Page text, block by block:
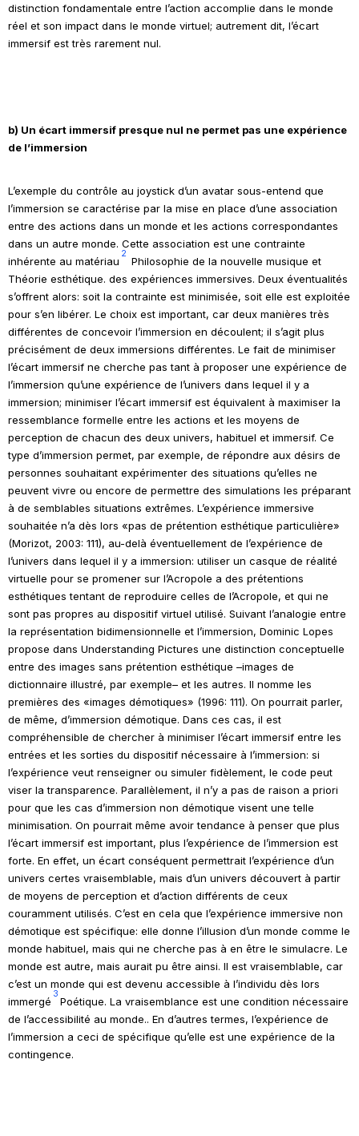
distinction fondamentale entre l’action accomplie dans le monde
réel et son impact dans le monde virtuel; autrement dit, l’écart
immersif est très rarement nul.
b) Un écart immersif presque nul ne permet pas une expérience
de l’immersion
L’exemple du contrôle au joystick d’un avatar sous-entend que
l’immersion se caractérise par la mise en place d’une association
entre des actions dans un monde et les actions correspondantes
dans un autre monde. Cette association est une contrainte
inhérente au matériau
2
Philosophie de la nouvelle musique et
Théorie esthétique. des expériences immersives. Deux éventualités
s’offrent alors: soit la contrainte est minimisée, soit elle est exploitée
pour s’en libérer. Le choix est important, car deux manières très
différentes de concevoir l’immersion en découlent; il s’agit plus
précisément de deux immersions différentes. Le fait de minimiser
l’écart immersif ne cherche pas tant à proposer une expérience de
l’immersion qu’une expérience de l’univers dans lequel il y a
immersion; minimiser l’écart immersif est équivalent à maximiser la
ressemblance formelle entre les actions et les moyens de
perception de chacun des deux univers, habituel et immersif. Ce
type d’immersion permet, par exemple, de répondre aux désirs de
personnes souhaitant expérimenter des situations qu’elles ne
peuvent vivre ou encore de permettre des simulations les préparant
à de semblables situations extrêmes. L’expérience immersive
souhaitée n’a dès lors «pas de prétention esthétique particulière»
(Morizot, 2003: 111), au-delà éventuellement de l’expérience de
l’univers dans lequel il y a immersion: utiliser un casque de réalité
virtuelle pour se promener sur l’Acropole a des prétentions
esthétiques tentant de reproduire celles de l’Acropole, et qui ne
sont pas propres au dispositif virtuel utilisé. Suivant l’analogie entre
la représentation bidimensionnelle et l’immersion, Dominic Lopes
propose dans Understanding Pictures une distinction conceptuelle
entre des images sans prétention esthétique –images de
dictionnaire illustré, par exemple– et les autres. Il nomme les
premières des «images démotiques» (1996: 111). On pourrait parler,
de même, d’immersion démotique. Dans ces cas, il est
compréhensible de chercher à minimiser l’écart immersif entre les
entrées et les sorties du dispositif nécessaire à l’immersion: si
l’expérience veut renseigner ou simuler fidèlement, le code peut
viser la transparence. Parallèlement, il n’y a pas de raison a priori
pour que les cas d’immersion non démotique visent une telle
minimisation. On pourrait même avoir tendance à penser que plus
l’écart immersif est important, plus l’expérience de l’immersion est
forte. En effet, un écart conséquent permettrait l’expérience d’un
univers certes vraisemblable, mais d’un univers découvert à partir
de moyens de perception et d’action différents de ceux
couramment utilisés. C’est en cela que l’expérience immersive non
démotique est spécifique: elle donne l’illusion d’un monde comme le
monde habituel, mais qui ne cherche pas à en être le simulacre. Le
monde est autre, mais aurait pu être ainsi. Il est vraisemblable, car
c’est un monde qui est devenu accessible à l’individu dès lors
immergé
3
Poétique. La vraisemblance est une condition nécessaire
de l’accessibilité au monde.. En d’autres termes, l’expérience de
l’immersion a ceci de spécifique qu’elle est une expérience de la
contingence.